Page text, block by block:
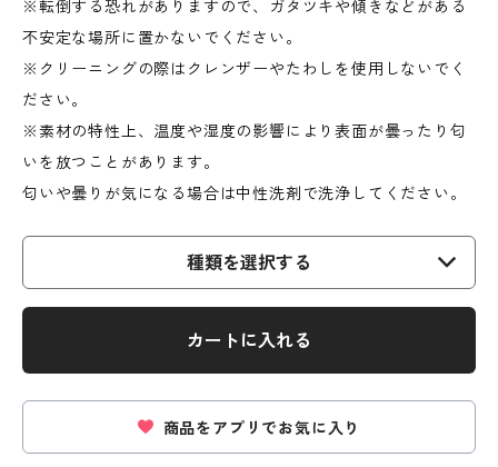
※転倒する恐れがありますので、ガタツキや傾きなどがある
不安定な場所に置かないでください。
※クリーニングの際はクレンザーやたわしを使用しないでく
ださい。
※素材の特性上、温度や湿度の影響により表面が曇ったり匂
いを放つことがあります。
匂いや曇りが気になる場合は中性洗剤で洗浄してください。
種類を選択する
カートに入れる
商品をアプリでお気に入り